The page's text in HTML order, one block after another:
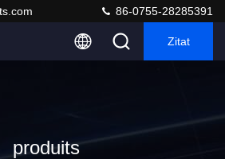
86-0755-28285391
Zitat
produits